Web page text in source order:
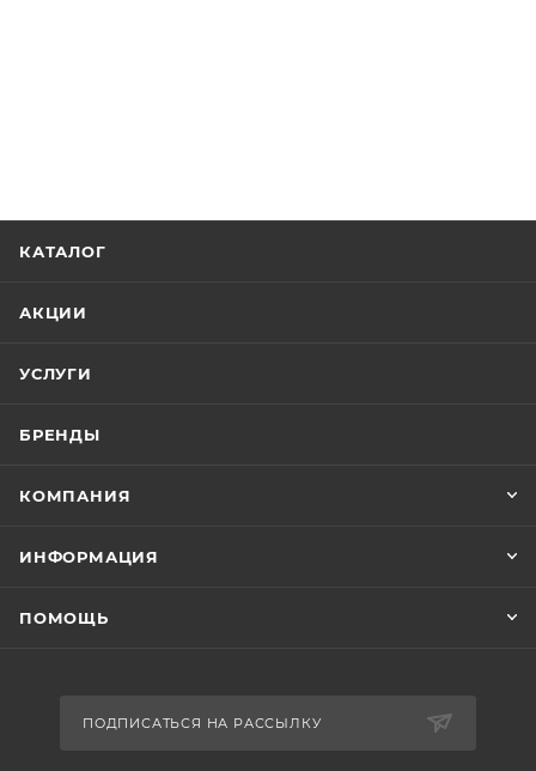
КАТАЛОГ
АКЦИИ
УСЛУГИ
БРЕНДЫ
КОМПАНИЯ
ИНФОРМАЦИЯ
ПОМОЩЬ
ПОДПИСАТЬСЯ НА РАССЫЛКУ